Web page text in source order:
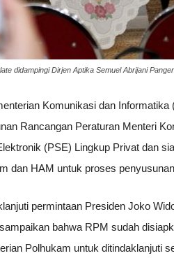
didampingi Dirjen Aptika Semuel Abrijani
Komunikasi dan Informatika
Rancangan Peraturan Menteri
(PSE) Lingkup Privat dan
dan HAM untuk proses
permintaan Presiden Joko
bahwa RPM sudah
Polhukam untuk ditindaklanjuti